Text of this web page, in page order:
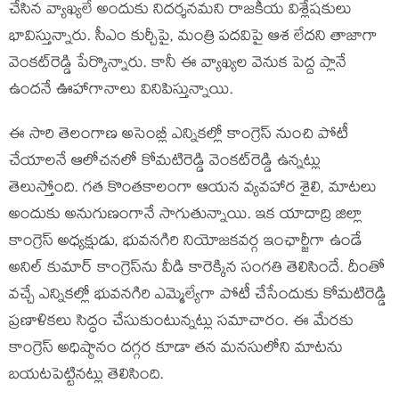
చేసిన వ్యాఖ్య‌లే అందుకు నిద‌ర్శ‌న‌మ‌ని రాజ‌కీయ విశ్లేష‌కులు
భావిస్తున్నారు. సీఎం కుర్చీపై, మంత్రి ప‌ద‌విపై ఆశ లేద‌ని తాజాగా
వెంక‌ట్‌రెడ్డి పేర్కొన్నారు. కానీ ఈ వ్యాఖ్య‌ల వెనుక పెద్ద ప్లానే
ఉంద‌నే ఊహాగానాలు వినిపిస్తున్నాయి.
ఈ సారి తెలంగాణ అసెంబ్లీ ఎన్నిక‌ల్లో కాంగ్రెస్ నుంచి పోటీ
చేయాల‌నే ఆలోచ‌న‌లో కోమ‌టిరెడ్డి వెంక‌ట్‌రెడ్డి ఉన్న‌ట్లు
తెలుస్తోంది. గ‌త కొంత‌కాలంగా ఆయ‌న వ్య‌వ‌హార శైలి, మాట‌లు
అందుకు అనుగుణంగానే సాగుతున్నాయి. ఇక యాదాద్రి జిల్లా
కాంగ్రెస్ అధ్య‌క్షుడు, భువ‌న‌గిరి నియోజ‌క‌వ‌ర్గ ఇంఛార్జీగా ఉండే
అనిల్ కుమార్ కాంగ్రెస్‌ను వీడి కారెక్కిన సంగతి తెలిసిందే. దీంతో
వ‌చ్చే ఎన్నిక‌ల్లో భువ‌న‌గిరి ఎమ్మెల్యేగా పోటీ చేసేందుకు కోమ‌టిరెడ్డి
ప్ర‌ణాళిక‌లు సిద్ధం చేసుకుంటున్న‌ట్లు స‌మాచారం. ఈ మేర‌కు
కాంగ్రెస్ అధిష్ఠానం ద‌గ్గ‌ర కూడా త‌న మ‌నసులోని మాట‌ను
బ‌య‌ట‌పెట్టిన‌ట్లు తెలిసింది.